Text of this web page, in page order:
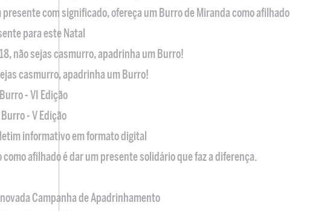
presente com significado, ofereça um Burro de Miranda como afilhado
para este Natal
não sejas casmurro, apadrinha um Burro!
casmurro, apadrinha um Burro!
- VI Edição
- V Edição
informativo em formato digital
afilhado é dar um presente solidário que faz a diferença.
Campanha de Apadrinhamento